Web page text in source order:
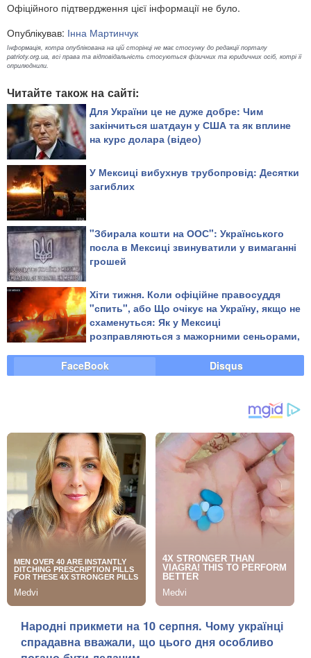
Офіційного підтвердження цієї інформації не було.
Опублікував: Інна Мартинчук
Інформація, котра опублікована на цій сторінці не має стосунку до редакції порталу
patrioty.org.ua, всі права та відповідальність стосуються фізичних та юридичних осіб, котрі її
оприлюднили.
Читайте також на сайті:
Для України це не дуже добре: Чим
закінчиться шатдаун у США та як вплине
на курс долара (відео)
У Мексиці вибухнув трубопровід: Десятки
загиблих
"Збирала кошти на ООС": Українського
посла в Мексиці звинуватили у вимаганні
грошей
Хіти тижня. Коли офіційне правосуддя
"спить", або Що очікує на Україну, якщо не
схаменуться: Як у Мексиці
розправляються з мажорними сеньорами,
FaceBook
Disqus
Народні прикмети на 10 серпня. Чому українці
спрадавна вважали, що цього дня особливо